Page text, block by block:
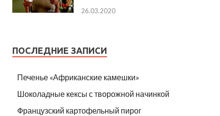
26.03.2020
ПОСЛЕДНИЕ ЗАПИСИ
Печенье «Африканские камешки»
Шоколадные кексы с творожной начинкой
Французский картофельный пирог